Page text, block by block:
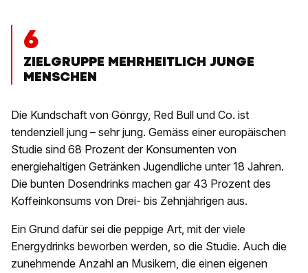
6
ZIELGRUPPE MEHRHEITLICH JUNGE
MENSCHEN
Die Kundschaft von Gönrgy, Red Bull und Co. ist
tendenziell jung – sehr jung. Gemäss einer europäischen
Studie sind 68 Prozent der Konsumenten von
energiehaltigen Getränken Jugendliche unter 18 Jahren.
Die bunten Dosendrinks machen gar 43 Prozent des
Koffeinkonsums von Drei- bis Zehnjährigen aus.
Ein Grund dafür sei die peppige Art, mit der viele
Energydrinks beworben werden, so die Studie. Auch die
zunehmende Anzahl an Musikern, die einen eigenen